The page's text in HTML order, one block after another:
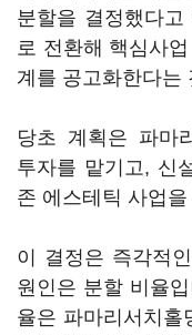
분할을 결정했다고
로 전환해 핵심사
계를 공고화한다는
당초 계획은 파마
투자를 맡기고, 신
존 에스테틱 사업
이 결정은 즉각적
원인은 분할 비율
율은 파마리서치홀